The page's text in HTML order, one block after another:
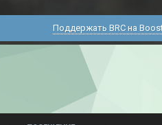
Поддержать BRC на